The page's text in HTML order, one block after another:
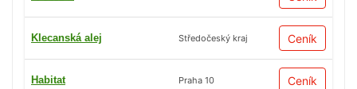
Klecanská alej Středočeský kraj Ceník
Habitat Praha 10 Ceník